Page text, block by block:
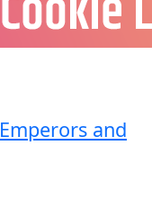
Emperors and